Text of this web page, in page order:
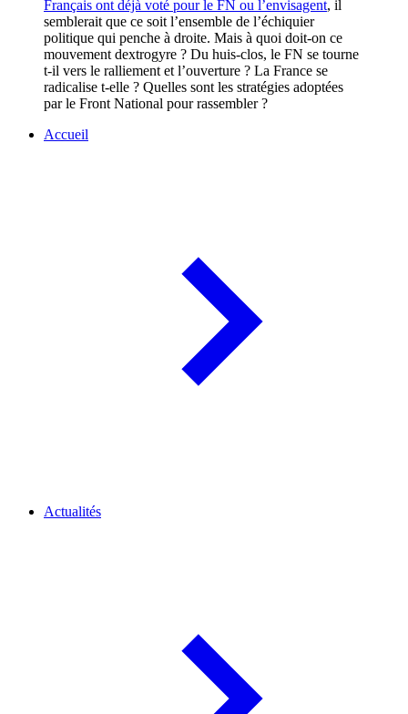
Français ont déjà voté pour le FN ou l’envisagent, il
semblerait que ce soit l’ensemble de l’échiquier
politique qui penche à droite. Mais à quoi doit-on ce
mouvement dextrogyre ? Du huis-clos, le FN se tourne
t-il vers le ralliement et l’ouverture ? La France se
radicalise t-elle ? Quelles sont les stratégies adoptées
par le Front National pour rassembler ?
Accueil
Actualités